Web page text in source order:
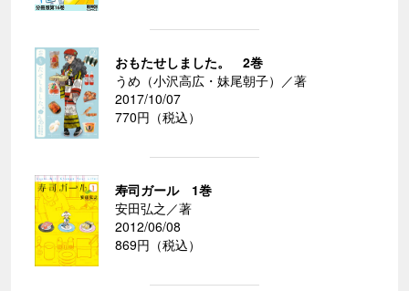
おもたせしました。 2巻
うめ（小沢高広・妹尾朝子）／著
2017/10/07
770円（税込）
寿司ガール 1巻
安田弘之／著
2012/06/08
869円（税込）